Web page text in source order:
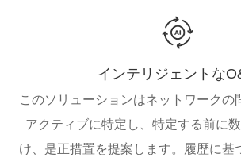
インテリジェントな
このソリューションはネットワークの
アクティブに特定し、特定する前に
け、是正措置を提案します。履歴に基